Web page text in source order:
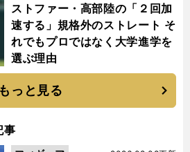
ストファー・高部陸の「２回加
速する」規格外のストレート そ
れでもプロではなく大学進学を
選ぶ理由
もっと見る
事